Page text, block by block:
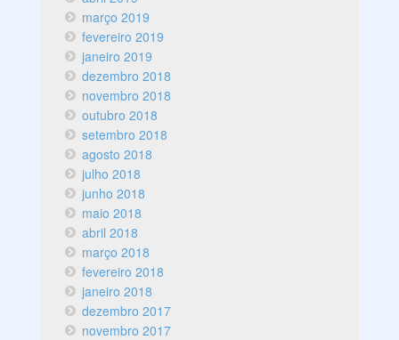
março 2019
fevereiro 2019
janeiro 2019
dezembro 2018
novembro 2018
outubro 2018
setembro 2018
agosto 2018
julho 2018
junho 2018
maio 2018
abril 2018
março 2018
fevereiro 2018
janeiro 2018
dezembro 2017
novembro 2017